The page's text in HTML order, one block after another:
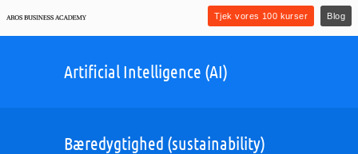
Tjek vores 100 kurser Blog
Artificial Intelligence (AI)
Bæredygtighed (sustainability)